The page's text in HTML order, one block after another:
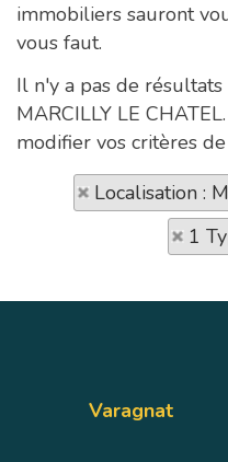
immobiliers sauront
vous faut.
Il n'y a pas de
MARCILLY LE
modifier vos critères
Localisation :
1
Varagnat